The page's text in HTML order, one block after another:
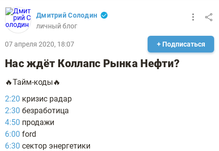
Дмитрий Солодин
личный блог
07 апреля 2020, 18:07 + Подписаться
Нас ждёт Коллапс Рынка Нефти?
🔥Тайм-коды🔥
2:20 кризис радар
2:30 безработица
4:50 продажи
6:00 ford
6:30 сектор энергетики